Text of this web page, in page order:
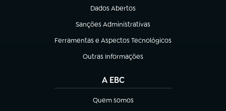
Dados Abertos
(abre em nova aba)
Sanções Administrativas
(abre em nova aba)
Ferramentas e Aspectos Tecnológicos
(abre em nova aba)
Outras Informações
(abre em nova aba)
A EBC
Quem somos
(abre em nova aba)